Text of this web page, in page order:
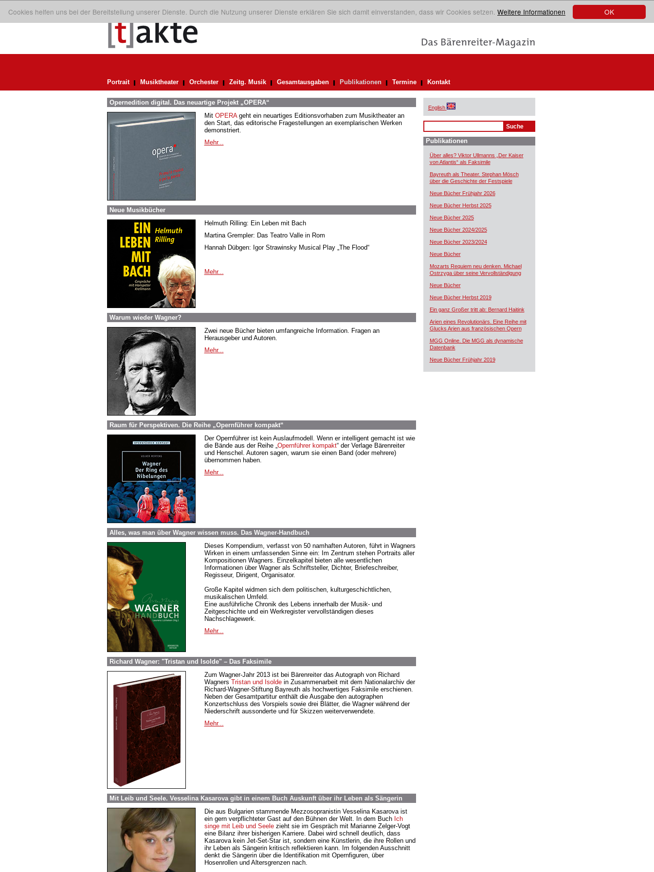
OK
Cookies helfen uns bei der Bereitstellung unserer Dienste. Durch die Nutzung unserer Dienste erklären Sie sich damit einverstanden, dass wir Cookies setzen. Weitere Informationen
Portrait Musiktheater Orchester Zeitg. Musik Gesamtausgaben Publikationen Termine Kontakt
Opernedition digital. Das neuartige Projekt „OPERA“
Mit OPERAgeht ein neuartiges Editionsvorhaben zum Musiktheater an
den Start, das editorische Fragestellungen an exemplarischen Werken
demonstriert.
Mehr...
Neue Musikbücher
Helmuth Rilling: Ein Leben mit Bach
Martina Grempler: Das Teatro Valle in Rom
Hannah Dübgen: Igor Strawinsky Musical Play „The Flood“
Mehr...
Warum wieder Wagner?
Zwei neue Bücher bieten umfangreiche Information. Fragen an
Herausgeber und Autoren.
Mehr...
Raum für Perspektiven. Die Reihe „Opernführer kompakt“
Der Opernführer ist kein Auslaufmodell. Wenn er intelligent gemacht ist wie
die Bände aus der Reihe „Opernführer kompakt“ der Verlage Bärenreiter
und Henschel. Autoren sagen, warum sie einen Band (oder mehrere)
übernommen haben.
Mehr...
Alles, was man über Wagner wissen muss. Das Wagner-Handbuch
Dieses Kompendium, verfasst von 50 namhaften Autoren, führt in Wagners
Wirken in einem umfassenden Sinne ein: Im Zentrum stehen Portraits aller
Kompositionen Wagners. Einzelkapitel bieten alle wesentlichen
Informationen über Wagner als Schriftsteller, Dichter, Briefeschreiber,
Regisseur, Dirigent, Organisator.
Große Kapitel widmen sich dem politischen, kulturgeschichtlichen,
musikalischen Umfeld.
Eine ausführliche Chronik des Lebens innerhalb der Musik- und
Zeitgeschichte und ein Werkregister vervollständigen dieses
Nachschlagewerk.
Mehr...
Richard Wagner: "Tristan und Isolde" – Das Faksimile
Zum Wagner-Jahr 2013 ist bei Bärenreiter das Autograph von Richard
Wagners Tristan und Isoldein Zusammenarbeit mit dem Nationalarchiv der
Richard-Wagner-Stiftung Bayreuth als hochwertiges Faksimile erschienen.
Neben der Gesamtpartitur enthält die Ausgabe den autographen
Konzertschluss des Vorspiels sowie drei Blätter, die Wagner während der
Niederschrift aussonderte und für Skizzen weiterverwendete.
Mehr...
Mit Leib und Seele. Vesselina Kasarova gibt in einem Buch Auskunft über ihr Leben als Sängerin
Die aus Bulgarien stammende Mezzosopranistin Vesselina Kasarova ist
ein gern verpflichteter Gast auf den Bühnen der Welt. In dem Buch Ich
singe mit Leib und Seelezieht sie im Gespräch mit Marianne Zelger-Vogt
eine Bilanz ihrer bisherigen Karriere. Dabei wird schnell deutlich, dass
Kasarova kein Jet-Set-Star ist, sondern eine Künstlerin, die ihre Rollen und
ihr Leben als Sängerin kritisch reflektieren kann. Im folgenden Ausschnitt
denkt die Sängerin über die Identifikation mit Opernfiguren, über
Hosenrollen und Altersgrenzen nach.
English
Publikationen
Über alles? Viktor Ullmanns „Der Kaiser
von Atlantis“ als Faksimile
Bayreuth als Theater. Stephan Mösch
über die Geschichte der Festspiele
Neue Bücher Frühjahr 2026
Neue Bücher Herbst 2025
Neue Bücher 2025
Neue Bücher 2024/2025
Neue Bücher 2023/2024
Neue Bücher
Mozarts Requiem neu denken. Michael
Ostrzyga über seine Vervollständigung
Neue Bücher
Neue Bücher Herbst 2019
Ein ganz Großer tritt ab: Bernard Haitink
Arien eines Revolutionärs. Eine Reihe mit
Glucks Arien aus französischen Opern
MGG Online. Die MGG als dynamische
Datenbank
Neue Bücher Frühjahr 2019